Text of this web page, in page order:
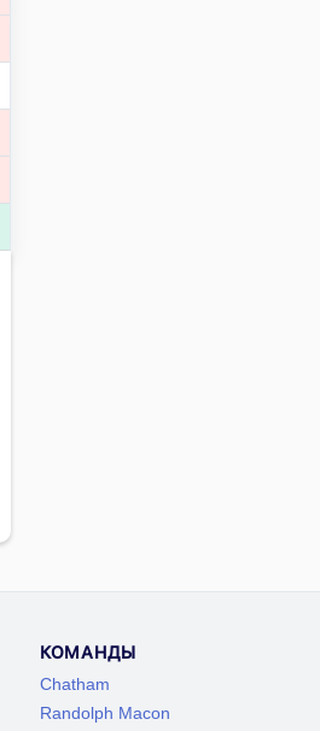
КОМАНДЫ
Chatham
Randolph Macon